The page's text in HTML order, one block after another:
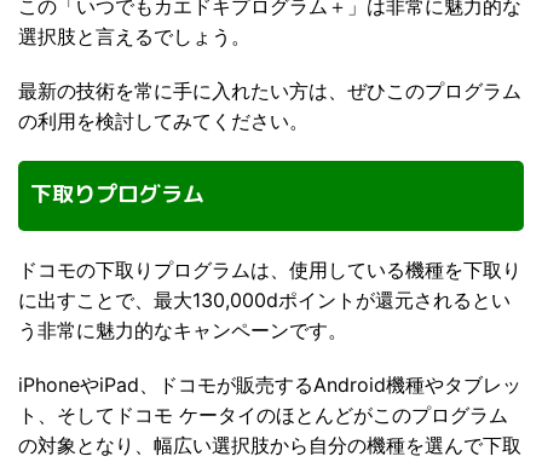
この「いつでもカエドキプログラム＋」は非常に魅力的な
選択肢と言えるでしょう。
最新の技術を常に手に入れたい方は、ぜひこのプログラム
の利用を検討してみてください。
下取りプログラム
ドコモの下取りプログラムは、使用している機種を下取り
に出すことで、最大130,000dポイントが還元されるとい
う非常に魅力的なキャンペーンです。
iPhoneやiPad、ドコモが販売するAndroid機種やタブレッ
ト、そしてドコモ ケータイのほとんどがこのプログラム
の対象となり、幅広い選択肢から自分の機種を選んで下取